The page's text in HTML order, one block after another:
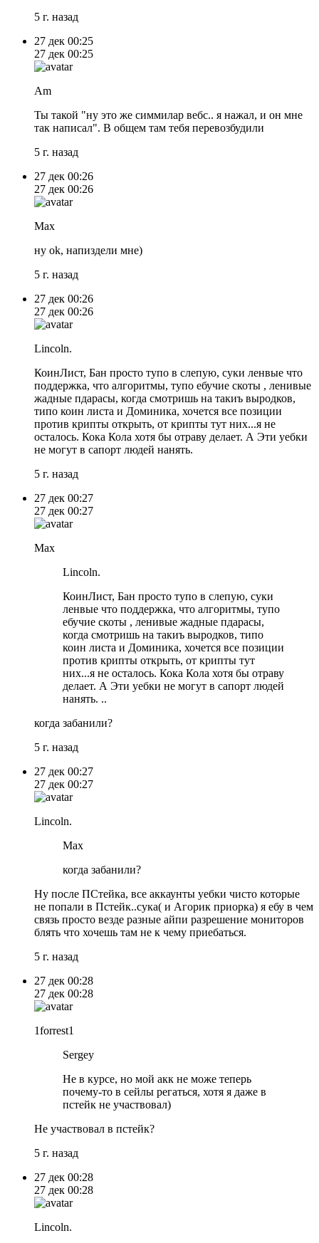
5 г. назад
27 дек 00:25
27 дек 00:25
Am
Ты такой "ну это же симмилар вебс.. я нажал, и он мне
так написал". В общем там тебя перевозбудили
5 г. назад
27 дек 00:26
27 дек 00:26
Max
ну ok, напиздели мне)
5 г. назад
27 дек 00:26
27 дек 00:26
Lincoln.
КоинЛист, Бан просто тупо в слепую, суки ленвые что
поддержка, что алгоритмы, тупо ебучие скоты , ленивые
жадные пдарасы, когда смотришь на такиъ выродков,
типо коин листа и Доминика, хочется все позиции
против крипты открыть, от крипты тут них...я не
осталось. Кока Кола хотя бы отраву делает. А Эти уебки
не могут в сапорт людей нанять.
5 г. назад
27 дек 00:27
27 дек 00:27
Max
Lincoln.
КоинЛист, Бан просто тупо в слепую, суки
ленвые что поддержка, что алгоритмы, тупо
ебучие скоты , ленивые жадные пдарасы,
когда смотришь на такиъ выродков, типо
коин листа и Доминика, хочется все позиции
против крипты открыть, от крипты тут
них...я не осталось. Кока Кола хотя бы отраву
делает. А Эти уебки не могут в сапорт людей
нанять. ..
когда забанили?
5 г. назад
27 дек 00:27
27 дек 00:27
Lincoln.
Max
когда забанили?
Ну после ПСтейка, все аккаунты уебки чисто которые
не попали в Пстейк..сука( и Агорик приорка) я ебу в чем
связь просто везде разные айпи разрешение мониторов
блять что хочешь там не к чему приебаться.
5 г. назад
27 дек 00:28
27 дек 00:28
1forrest1
Sergey
Не в курсе, но мой акк не може теперь
почему-то в сейлы регаться, хотя я даже в
пстейк не участвовал)
Не участвовал в пстейк?
5 г. назад
27 дек 00:28
27 дек 00:28
Lincoln.